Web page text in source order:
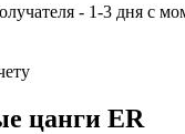
- 1-3 дня с
цанги ER